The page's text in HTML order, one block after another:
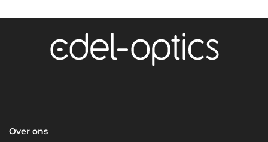
Over ons